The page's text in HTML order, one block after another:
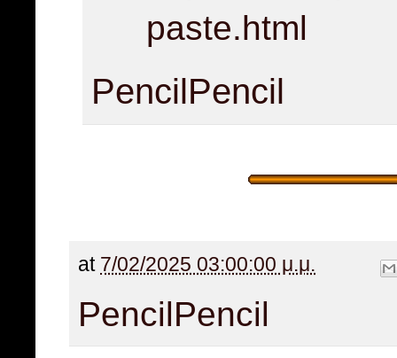
paste.html
PencilPencil
at 7/02/2025 03:00:00 μ.μ.
PencilPencil